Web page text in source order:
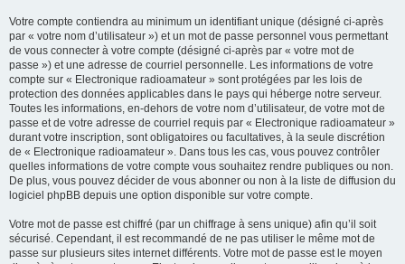
Votre compte contiendra au minimum un identifiant unique (désigné ci-après
par « votre nom d’utilisateur ») et un mot de passe personnel vous permettant
de vous connecter à votre compte (désigné ci-après par « votre mot de
passe ») et une adresse de courriel personnelle. Les informations de votre
compte sur « Electronique radioamateur » sont protégées par les lois de
protection des données applicables dans le pays qui héberge notre serveur.
Toutes les informations, en-dehors de votre nom d’utilisateur, de votre mot de
passe et de votre adresse de courriel requis par « Electronique radioamateur »
durant votre inscription, sont obligatoires ou facultatives, à la seule discrétion
de « Electronique radioamateur ». Dans tous les cas, vous pouvez contrôler
quelles informations de votre compte vous souhaitez rendre publiques ou non.
De plus, vous pouvez décider de vous abonner ou non à la liste de diffusion du
logiciel phpBB depuis une option disponible sur votre compte.
Votre mot de passe est chiffré (par un chiffrage à sens unique) afin qu’il soit
sécurisé. Cependant, il est recommandé de ne pas utiliser le même mot de
passe sur plusieurs sites internet différents. Votre mot de passe est le moyen